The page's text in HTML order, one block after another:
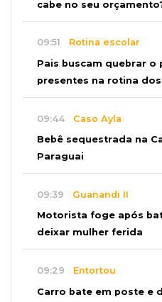
cabe no seu
09:51 Rotina escolar
Pais buscam quebrar o
presentes na rotina
09:44 Caso Ayla
Bebê sequestrada na
Paraguai
09:39 Guanandi II
Motorista foge após
deixar mulher ferida
09:29 Entortou
Carro bate em poste e